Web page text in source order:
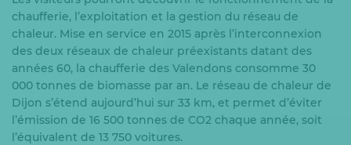
chaufferie, l’exploitation et la gestion du réseau de
chaleur. Mise en service en 2015 après l’interconnexion
des deux réseaux de chaleur préexistants datant des
années 60, la chaufferie des Valendons consomme 30
000 tonnes de biomasse par an. Le réseau de chaleur de
Dijon s’étend aujourd’hui sur 33 km, et permet d’éviter
l’émission de 16 500 tonnes de CO2 chaque année, soit
l’équivalent de 13 750 voitures.